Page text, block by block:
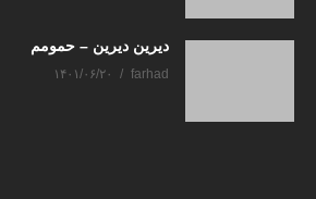
دیرین دیرین – حمومم
farhad ۱۴۰۱/۰۶/۲۰